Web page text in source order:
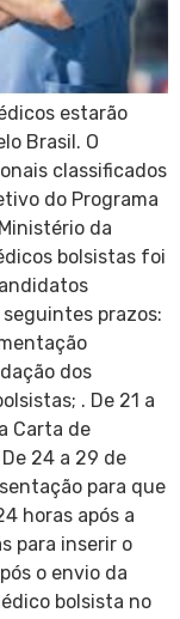
estarão
Brasil. O
classificados
do Programa
da
bolsistas foi
prazos:
dos
. De 21 a
Carta de
24 a 29 de
para que
horas após a
para inserir o
o envio da
bolsista no